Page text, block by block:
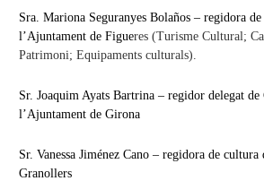
Sra. Mariona Seguranyes Bolaños – regidora
l’Ajuntament de Figueres (Turisme Cultural;
Patrimoni; Equipaments culturals).
Sr. Joaquim Ayats Bartrina – regidor delegat de
l’Ajuntament de Girona
Sr. Vanessa Jiménez Cano – regidora de
Granollers